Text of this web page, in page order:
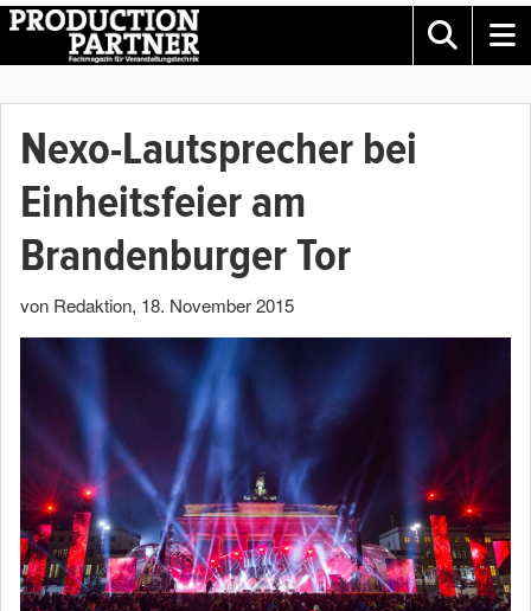
Nexo-Lautsprecher bei
Einheitsfeier am
Brandenburger Tor
von Redaktion, 18. November 2015